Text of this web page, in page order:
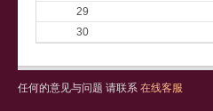
29
30
任何的意见与问题 请联系 在线客服